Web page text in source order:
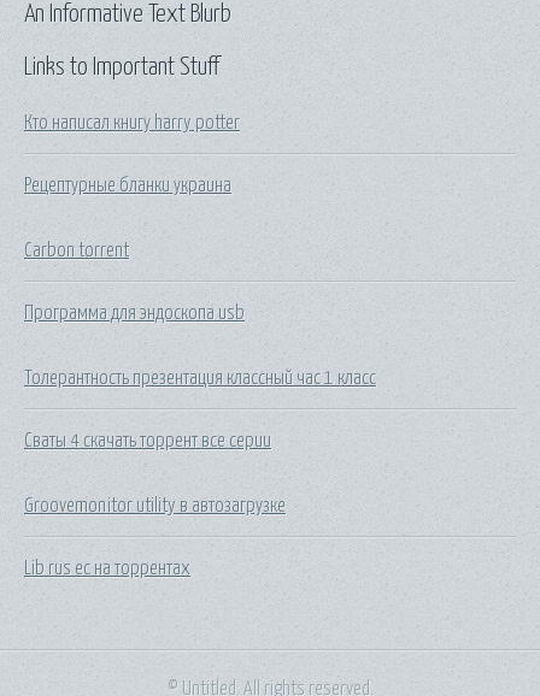
Links to Important Stuff
Кто написал книгу harry potter
Рецептурные бланки украина
Carbon torrent
Программа для эндоскопа usb
Толерантность презентация классный час 1 класс
Сваты 4 скачать торрент все серии
Groovemonitor utility в автозагрузке
Lib rus ec на торрентах
An Informative Text Blurb
© Untitled. All rights reserved.